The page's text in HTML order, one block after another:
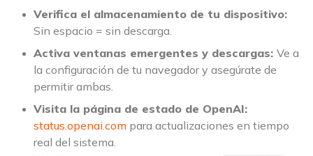
Verifica el almacenamiento de tu dispositivo:
Sin espacio = sin descarga.
Activa ventanas emergentes y descargas: Ve a
la configuración de tu navegador y asegúrate de
permitir ambas.
Visita la página de estado de OpenAI:
status.openai.com para actualizaciones en tiempo
real del sistema.